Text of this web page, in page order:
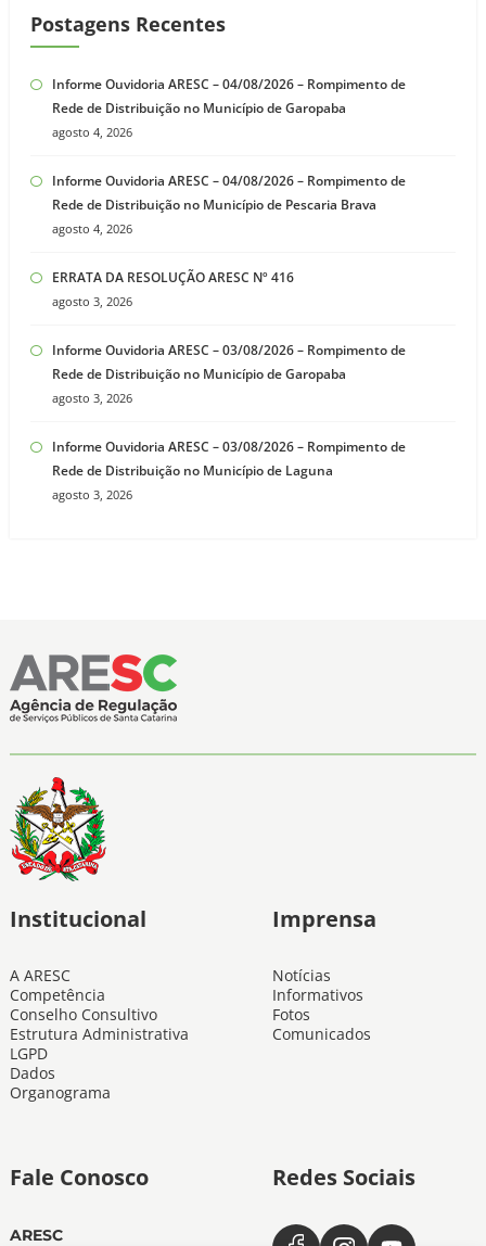
Postagens Recentes
Informe Ouvidoria ARESC – 04/08/2026 – Rompimento de
Rede de Distribuição no Município de Garopaba
agosto 4, 2026
Informe Ouvidoria ARESC – 04/08/2026 – Rompimento de
Rede de Distribuição no Município de Pescaria Brava
agosto 4, 2026
ERRATA DA RESOLUÇÃO ARESC Nº 416
agosto 3, 2026
Informe Ouvidoria ARESC – 03/08/2026 – Rompimento de
Rede de Distribuição no Município de Garopaba
agosto 3, 2026
Informe Ouvidoria ARESC – 03/08/2026 – Rompimento de
Rede de Distribuição no Município de Laguna
agosto 3, 2026
Institucional
A ARESC
Competência
Conselho Consultivo
Estrutura Administrativa
LGPD
Dados
Organograma
Imprensa
Notícias
Informativos
Fotos
Comunicados
Fale Conosco
ARESC
Redes Sociais